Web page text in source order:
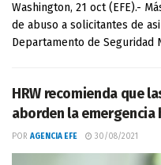
Washington, 21 oct (EFE).-
de abuso a solicitantes de
Departamento de Seguridad
HRW recomienda que
aborden la emergencia
POR AGENCIA EFE 30/08/2021